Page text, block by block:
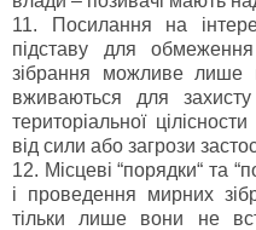
11. Посилання на
підставу для
зібрання можливе лише
вживаються для
територіальної
від сили або загрози
12. Місцеві “порядки“ та
і проведення мирних
тільки лише вони не